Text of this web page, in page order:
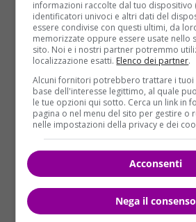
È successo vicino a Cesena. La
da morbo di Alzheimer, è stata
Read More
informazioni raccolte dal tuo dispositivo
identificatori univoci e altri dati del
essere condivise con questi ultimi, da
memorizzate oppure essere usate nello
sito. Noi e i nostri partner potremmo
localizzazione esatti. Elenco dei partner.
Alcuni fornitori potrebbero trattare i tuoi
base dell'interesse legittimo, al quale
le tue opzioni qui sotto. Cerca un link in
pagina o nel menu del sito per gestire o
nelle impostazioni della privacy e dei
Acconsenti
Nega il consenso